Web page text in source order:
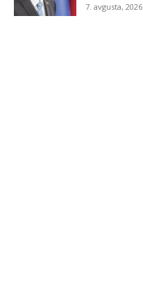
7. avgusta, 2026